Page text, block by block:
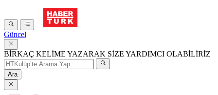
Güncel
BİRKAÇ KELİME YAZARAK SİZE YARDIMCI OLABİLİRİZ
Ara